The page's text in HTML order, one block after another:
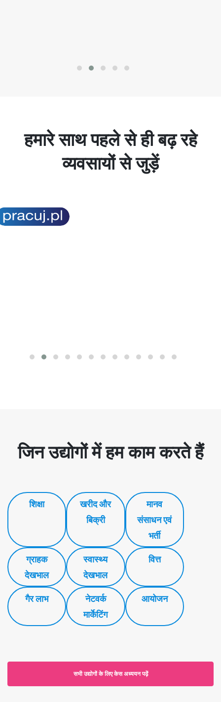
हमारे साथ पहले से ही बढ़ रहे
व्यवसायों से जुड़ें
जिन उद्योगों में हम काम करते हैं
शिक्षा
खरीद और
बिक्री
मानव
संसाधन एवं
भर्ती
ग्राहक
देखभाल
स्वास्थ्य
देखभाल
वित्त
गैर लाभ
नेटवर्क
मार्केटिंग
आयोजन
सभी उद्योगों के लिए केस अध्ययन पढ़ें